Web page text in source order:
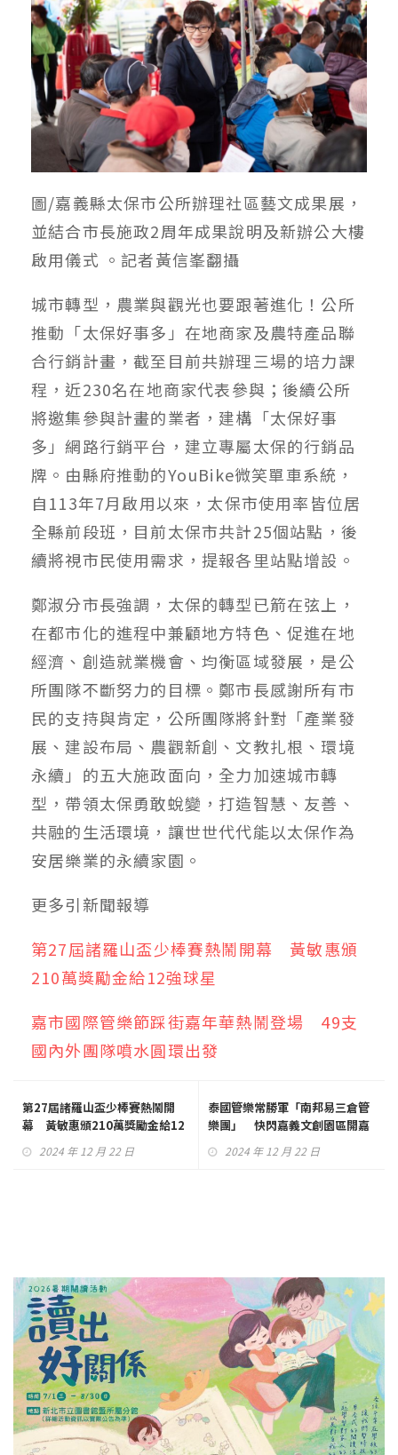
圖/嘉義縣太保市公所辦理社區藝文成果展，
並結合市長施政2周年成果說明及新辦公大樓
啟用儀式 。記者黃信峯翻攝
城市轉型，農業與觀光也要跟著進化！公所
推動「太保好事多」在地商家及農特產品聯
合行銷計畫，截至目前共辦理三場的培力課
程，近230名在地商家代表參與；後續公所
將邀集參與計畫的業者，建構「太保好事
多」網路行銷平台，建立專屬太保的行銷品
牌。由縣府推動的YouBike微笑單車系統，
自113年7月啟用以來，太保市使用率皆位居
全縣前段班，目前太保市共計25個站點，後
續將視市民使用需求，提報各里站點增設。
鄭淑分市長強調，太保的轉型已箭在弦上，
在都市化的進程中兼顧地方特色、促進在地
經濟、創造就業機會、均衡區域發展，是公
所團隊不斷努力的目標。鄭市長感謝所有市
民的支持與肯定，公所團隊將針對「產業發
展、建設布局、農觀新創、文教扎根、環境
永續」的五大施政面向，全力加速城市轉
型，帶領太保勇敢蛻變，打造智慧、友善、
共融的生活環境，讓世世代代能以太保作為
安居樂業的永續家園。
更多引新聞報導
第27屆諸羅山盃少棒賽熱鬧開幕 黃敏惠頒
210萬獎勵金給12強球星
嘉市國際管樂節踩街嘉年華熱鬧登場 49支
國內外團隊噴水圓環出發
第27屆諸羅山盃少棒賽熱鬧開
幕 黃敏惠頒210萬獎勵金給12
2024 年 12 月 22 日
泰國管樂常勝軍「南邦易三倉管
樂團」 快閃嘉義文創園區開嘉
2024 年 12 月 22 日